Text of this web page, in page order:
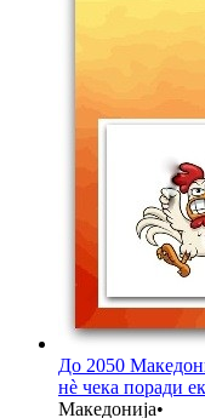
До 2050
нè чека поради
Македонија•